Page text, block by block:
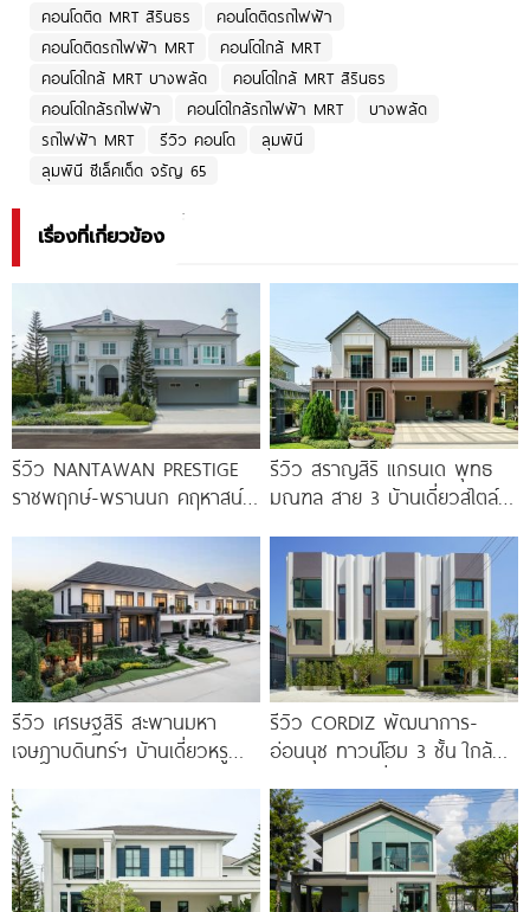
คอนโดติด MRT สิรินธร
คอนโดติดรถไฟฟ้า
คอนโดติดรถไฟฟ้า MRT
คอนโดใกล้ MRT
คอนโดใกล้ MRT บางพลัด
คอนโดใกล้ MRT สิรินธร
คอนโดใกล้รถไฟฟ้า
คอนโดใกล้รถไฟฟ้า MRT
บางพลัด
รถไฟฟ้า MRT
รีวิว คอนโด
ลุมพินี
ลุมพินี ซีเล็คเต็ด จรัญ 65
เรื่องที่เกี่ยวข้อง
รีวิว NANTAWAN PRESTIGE
ราชพฤกษ์-พรานนก คฤหาสน์
รีวิว สราญสิริ แกรนเด พุทธ
มณฑล สาย 3 บ้านเดี่ยวสไตล์
รีวิว เศรษฐสิริ สะพานมหา
เจษฎาบดินทร์ฯ บ้านเดี่ยวหรู
รถไฟฟ้า และทางด่วน เริ่ม 15.9
รีวิว CORDIZ พัฒนาการ-
อ่อนนุช ทาวน์โฮม 3 ชั้น ใกล้
ทองหล่อ